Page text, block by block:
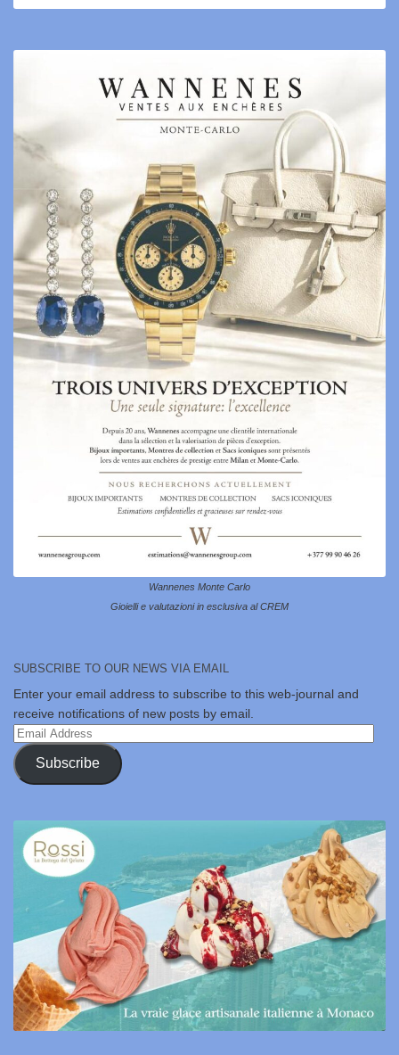
Wannenes Monte Carlo
Gioielli e valutazioni in esclusiva al CREM
SUBSCRIBE TO OUR NEWS VIA EMAIL
Enter your email address to subscribe to this web-journal and
receive notifications of new posts by email.
Email
Address
Subscribe